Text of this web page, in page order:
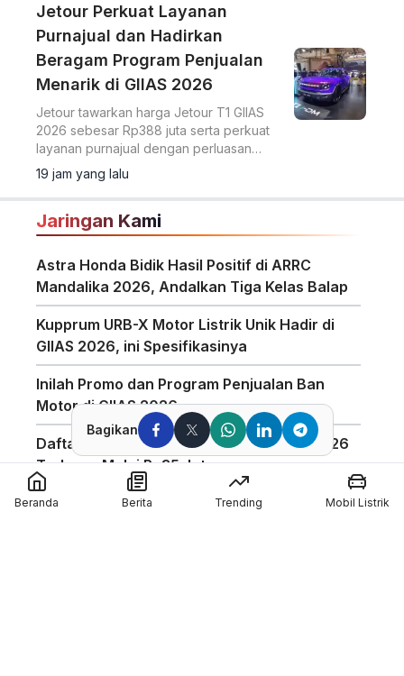
Jetour Perkuat Layanan
Purnajual dan Hadirkan
Beragam Program Penjualan
Menarik di GIIAS 2026
Jetour tawarkan harga Jetour T1 GIIAS
2026 sebesar Rp388 juta serta perkuat
layanan purnajual dengan perluasan
jaringan dealer hingga 40 showroom di
GIIAS 2026.
19 jam yang lalu
Jaringan Kami
Astra Honda Bidik Hasil Positif di ARRC
Mandalika 2026, Andalkan Tiga Kelas Balap
Kupprum URB-X Motor Listrik Unik Hadir di
GIIAS 2026, ini Spesifikasinya
Inilah Promo dan Program Penjualan Ban
Motor di GIIAS 2026
Daftar Harga Honda PCX 160 Agustus 2026
Terbaru, Mulai Rp35 Jutaan
Penggunaan Boost Charge ALVA Naik Tajam,
Bagikan
Beranda Berita Trending Mobil Listrik